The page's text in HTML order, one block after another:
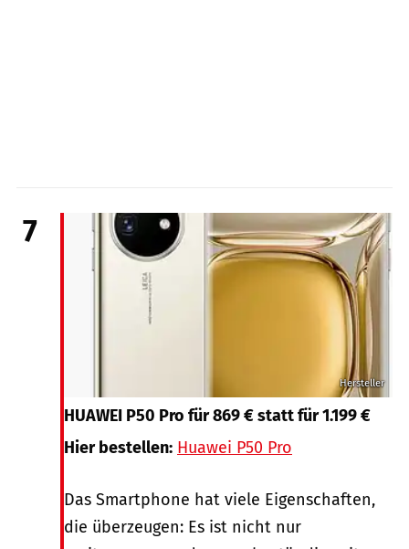
7
Hersteller
HUAWEI P50 Pro für 869 € statt für 1.199 €
Hier bestellen: Huawei P50 Pro
Das Smartphone hat viele Eigenschaften,
die überzeugen: Es ist nicht nur